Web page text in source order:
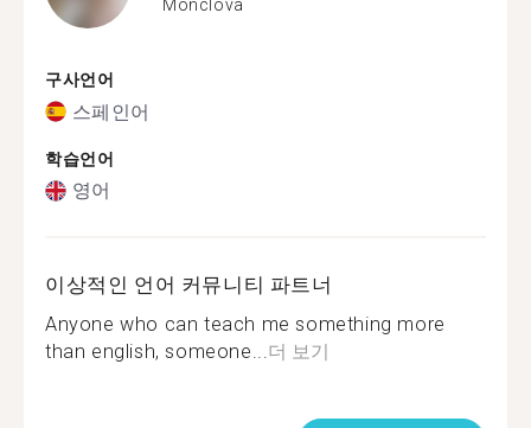
Monclova
구사언어
스페인어
학습언어
영어
이상적인 언어 커뮤니티 파트너
Anyone who can teach me something more
than english, someone...더 보기